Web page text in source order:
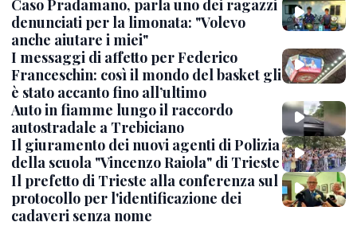
Caso Pradamano, parla uno dei ragazzi
denunciati per la limonata: "Volevo
anche aiutare i miei"
I messaggi di affetto per Federico
Franceschin: così il mondo del basket gli
è stato accanto fino all’ultimo
Auto in fiamme lungo il raccordo
autostradale a Trebiciano
Il giuramento dei nuovi agenti di Polizia
della scuola "Vincenzo Raiola" di Trieste
Il prefetto di Trieste alla conferenza sul
protocollo per l'identificazione dei
cadaveri senza nome